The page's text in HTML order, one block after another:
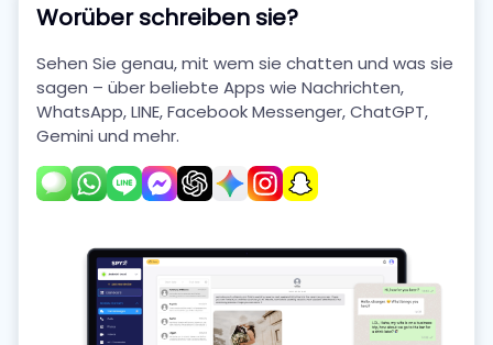
Worüber schreiben sie?
Sehen Sie genau, mit wem sie chatten und was sie
sagen – über beliebte Apps wie Nachrichten,
WhatsApp, LINE, Facebook Messenger, ChatGPT,
Gemini und mehr.